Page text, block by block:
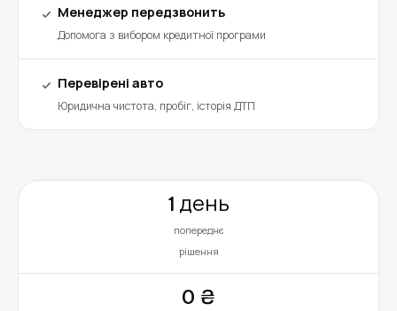
Менеджер передзвонить
Допомога з вибором кредитної програми
Перевірені авто
Юридична чистота, пробіг, історія ДТП
1 день
попереднє
рішення
0 ₴